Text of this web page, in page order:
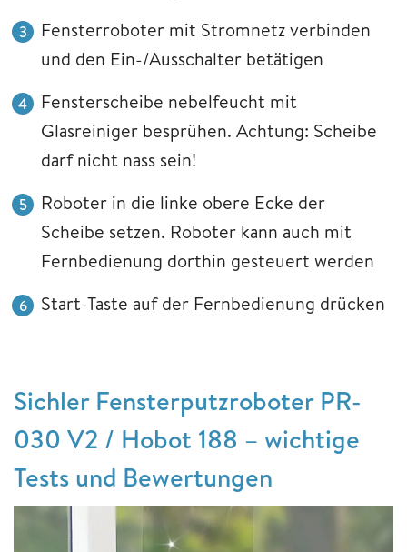
Fensterroboter mit Stromnetz verbinden
und den Ein-/Ausschalter betätigen
Fensterscheibe nebelfeucht mit
Glasreiniger besprühen. Achtung: Scheibe
darf nicht nass sein!
Roboter in die linke obere Ecke der
Scheibe setzen. Roboter kann auch mit
Fernbedienung dorthin gesteuert werden
Start-Taste auf der Fernbedienung drücken
Sichler Fensterputzroboter PR-
030 V2 / Hobot 188 – wichtige
Tests und Bewertungen